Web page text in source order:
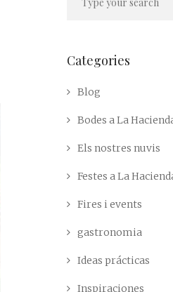
Categories
Blog
Bodes a La
Els nostres nuvis
Festes a La
Fires i events
gastronomia
Ideas prácticas
Inspiraciones